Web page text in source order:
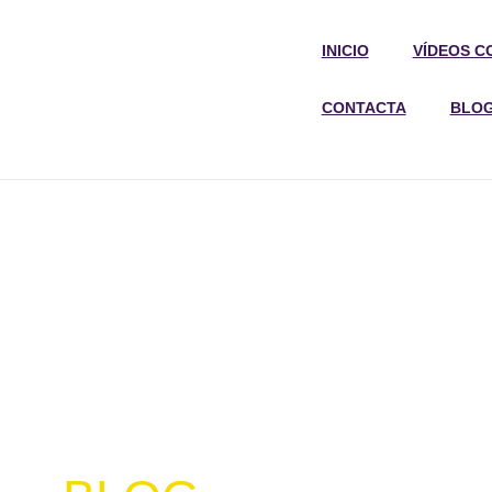
INICIO VÍDEOS
CONTACTA